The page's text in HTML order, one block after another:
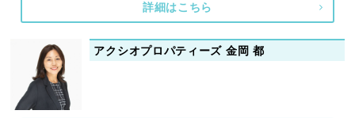
詳細はこちら
アクシオプロパティーズ 金岡 都